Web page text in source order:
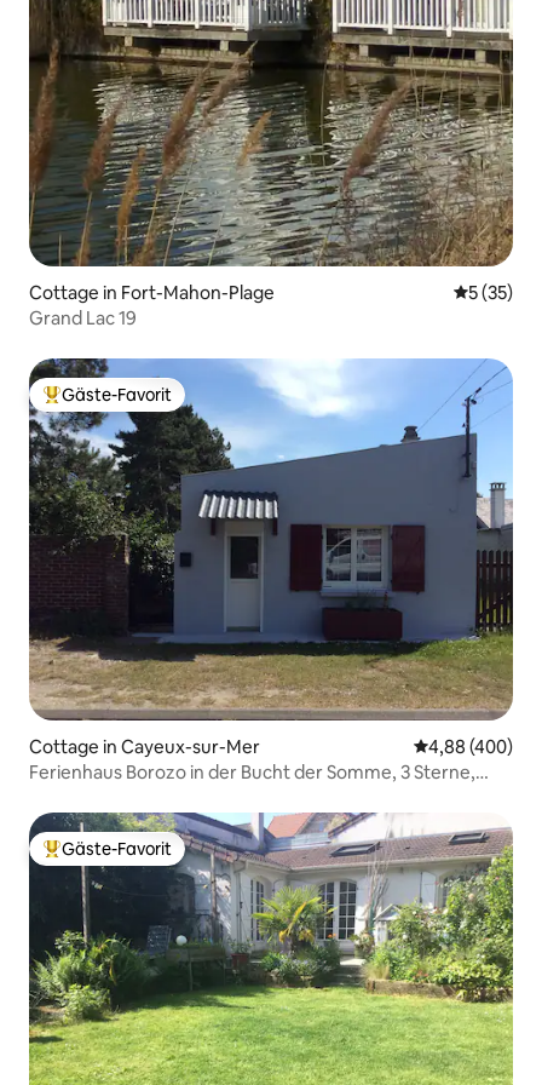
Cottage in Fort-Mahon-Plage
5 (35)
Grand Lac 19
Beliebter Gäste-Favorit.
Gäste-Favorit
Cottage in Cayeux-sur-Mer
4,88 (400)
Ferienhaus Borozo in der Bucht der Somme, 3 Sterne,
Beliebter Gäste-Favorit.
Gäste-Favorit